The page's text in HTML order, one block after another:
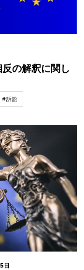
の解釈に関し
#訴訟
日